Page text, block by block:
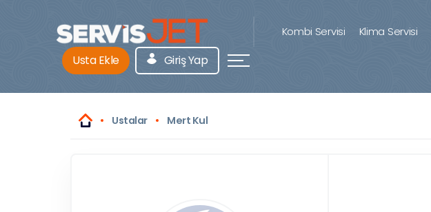
Kombi Servisi Klima Servisi
Usta Ekle Giriş Yap
Ustalar Mert Kul